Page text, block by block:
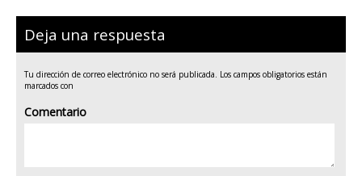
Deja una respuesta
Tu dirección de correo electrónico no será publicada. Los campos obligatorios están
marcados con
Comentario